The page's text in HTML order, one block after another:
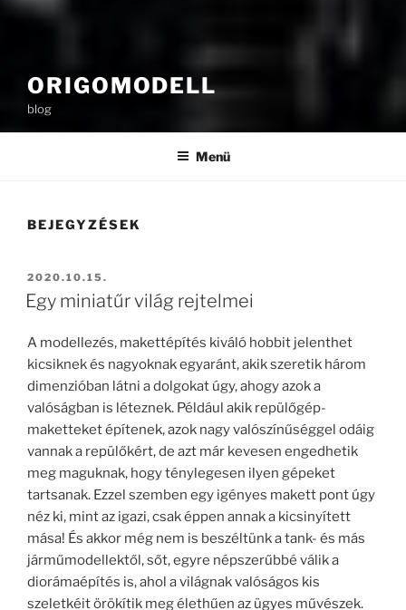
ORIGOMODELL
blog
Menü
BEJEGYZÉSEK
BEKÜLDVE:
2020.10.15.
Egy miniatűr világ rejtelmei
A modellezés, makettépítés kiváló hobbit jelenthet
kicsiknek és nagyoknak egyaránt, akik szeretik három
dimenzióban látni a dolgokat úgy, ahogy azok a
valóságban is léteznek. Például akik repülőgép-
maketteket építenek, azok nagy valószínűséggel odáig
vannak a repülőkért, de azt már kevesen engedhetik
meg maguknak, hogy ténylegesen ilyen gépeket
tartsanak. Ezzel szemben egy igényes makett pont úgy
néz ki, mint az igazi, csak éppen annak a kicsinyített
mása! És akkor még nem is beszéltünk a tank- és más
járműmodellektől, sőt, egyre népszerűbbé válik a
diorámaépítés is, ahol a világnak valóságos kis
szeletkéit örökítik meg élethűen az ügyes művészek.